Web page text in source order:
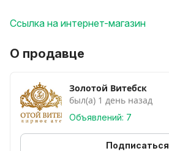
Ссылка на интернет-магазин
О продавце
Золотой Витебск
был(а) 1 день назад
Объявлений: 7
Подписаться